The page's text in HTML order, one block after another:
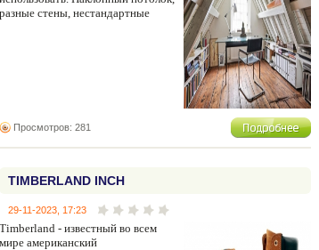
разные стены, нестандартные
Просмотров: 281
TIMBERLAND INCH
29-11-2023, 17:23
Timberland - известный во всем
мире американский